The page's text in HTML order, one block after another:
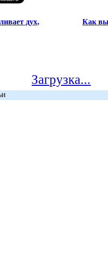
дух,
Как
Загрузка...